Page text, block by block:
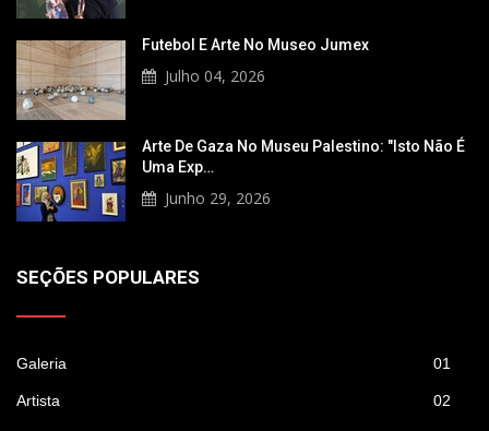
Futebol E Arte No Museo Jumex
Julho 04, 2026
Arte De Gaza No Museu Palestino: "Isto Não É
Uma Exp…
Junho 29, 2026
SEÇÕES POPULARES
Galeria 01
Artista 02